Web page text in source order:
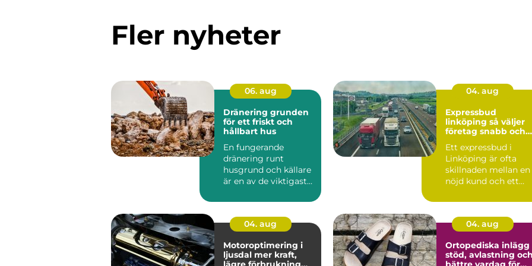
Fler nyheter
06. aug
Dränering grunden
för ett friskt och
hållbart hus
En fungerande
dränering runt
husgrund och källare
är en av de viktigaste
ett s...
04. aug
Expressbud
linköping så väljer
företag snabb och
Ett expressbud i
Linköping är ofta
skillnaden mellan en
nöjd kund och ett
Många fö...
04. aug
Motoroptimering i
ljusdal mer kraft,
04. aug
Ortopediska inlägg
stöd, avlastning